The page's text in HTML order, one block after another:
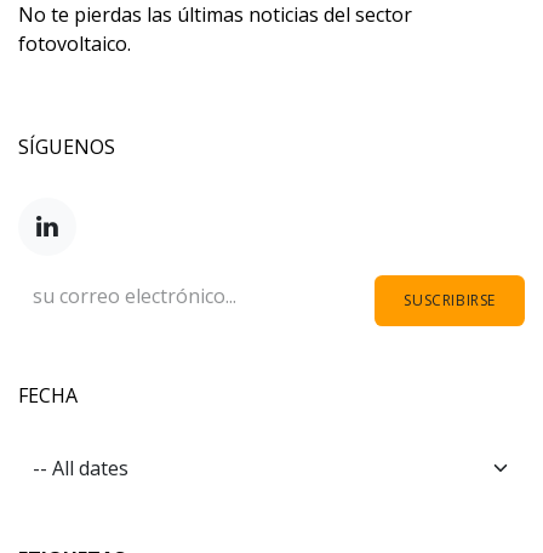
No te pierdas las últimas noticias del sector
fotovoltaico.
SÍGUENOS
SUSCRIBIRSE
FECHA